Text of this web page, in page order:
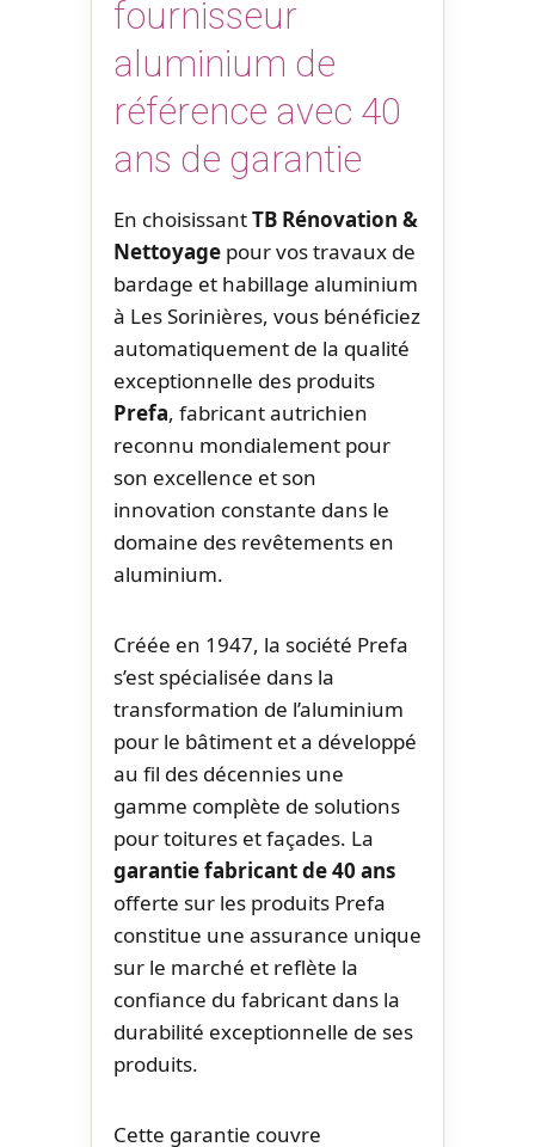
fournisseur
aluminium de
référence avec 40
ans de garantie
En choisissantTB Rénovation &
Nettoyage pour vos travaux de
bardage et habillage aluminium
à Les Sorinières, vous bénéficiez
automatiquement de la qualité
exceptionnelle des produits
Prefa, fabricant autrichien
reconnu mondialement pour
son excellence et son
innovation constante dans le
domaine des revêtements en
aluminium.
Créée en 1947, la société Prefa
s’est spécialisée dans la
transformation de l’aluminium
pour le bâtiment et a développé
au fil des décennies une
gamme complète de solutions
pour toitures et façades. La
garantie fabricant de 40 ans
offerte sur les produits Prefa
constitue une assurance unique
sur le marché et reflète la
confiance du fabricant dans la
durabilité exceptionnelle de ses
produits.
Cette garantie couvre